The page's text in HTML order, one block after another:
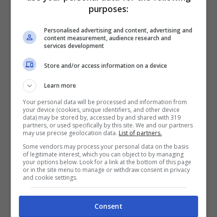
possibile trovare e utilizzare moltissimi
equipaggiamenti,dalle lame agli scudi per
passare poi anche ad oggetti tecnologici-
magici che potranno aiutarvi nei momenti più
critici.
Uno degli aspetti che più ci ha incuriosito è la
possibilità di sfruttare ilcoop locale,uno
degli aspetti più amati del passato ma che è
quasi totalmente sparito dai titoli moderni.
Anche se lo sdoppiamento dello schermo non
è molto elegante come soluzione, giocare in
un’esperienza molto divertente
purposes:
Personalised advertising and content, advertising and
content measurement, audience research and
services development
Store and/or access information on a device
Learn more
Your personal data will be processed and information from
your device (cookies, unique identifiers, and other device
data) may be stored by, accessed by and shared with 319
partners, or used specifically by this site. We and our partners
may use precise geolocation data. List of partners.
Some vendors may process your personal data on the basis
of legitimate interest, which you can object to by managing
your options below. Look for a link at the bottom of this page
or in the site menu to manage or withdraw consent in privacy
and cookie settings.
Consent